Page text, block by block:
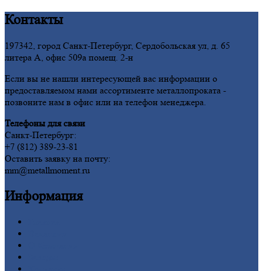
Контакты
197342, город Санкт-Петербург, Сердобольская ул, д. 65
литера А, офис 509а помещ. 2-н
Если вы не нашли интересующей вас информации о
предоставляемом нами ассортименте металлопроката -
позвоните нам в офис или на телефон менеджера.
Телефоны для связи
Санкт-Петербург:
+7 (812) 389-23-81
Оставить заявку на почту:
mm@metallmoment.ru
Информация